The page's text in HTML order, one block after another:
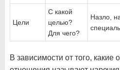
Цели
С какой
целью?
Для чего?
Назло,
В зависимости от того, какие